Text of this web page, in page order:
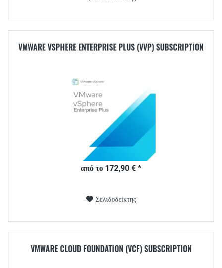
VMWARE VSPHERE ENTERPRISE PLUS (VVP) SUBSCRIPTION
από το 172,90 € *
Σελιδοδείκτης
VMWARE CLOUD FOUNDATION (VCF) SUBSCRIPTION